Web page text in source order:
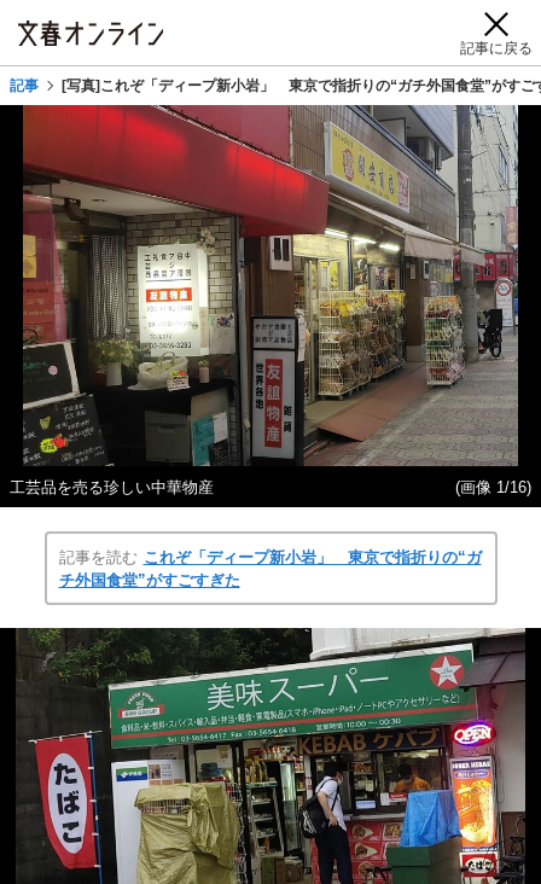
記事に戻る
記事 [写真]これぞ「ディープ新小岩」 東京で指折りの“ガチ外国食堂”がすご
工芸品を売る珍しい中華物産 (画像 1/16)
記事を読む これぞ「ディープ新小岩」 東京で指折りの“ガ
チ外国食堂”がすごすぎた